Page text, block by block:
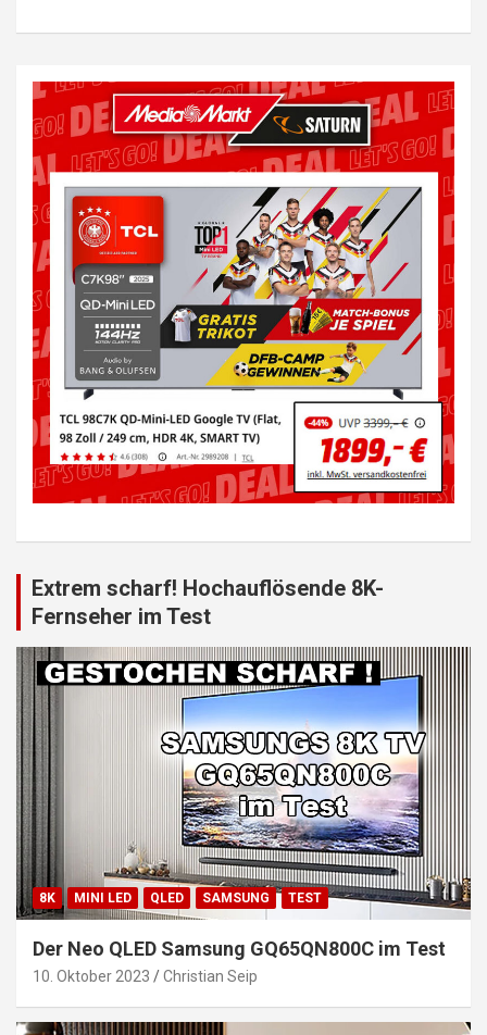
Extrem scharf! Hochauflösende 8K-
Fernseher im Test
8K MINI LED QLED SAMSUNG TEST
Der Neo QLED Samsung GQ65QN800C im Test
10. Oktober 2023 Christian Seip